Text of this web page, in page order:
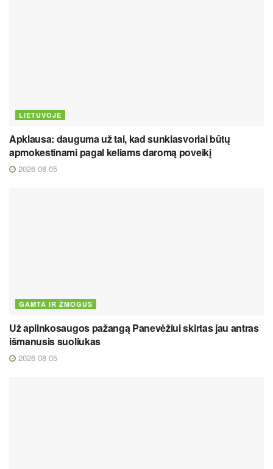
LIETUVOJE
Apklausa: dauguma už tai, kad sunkiasvoriai būtų
apmokestinami pagal keliams daromą poveikį
2026 08 05
GAMTA IR ŽMOGUS
Už aplinkosaugos pažangą Panevėžiui skirtas jau antras
išmanusis suoliukas
2026 08 05